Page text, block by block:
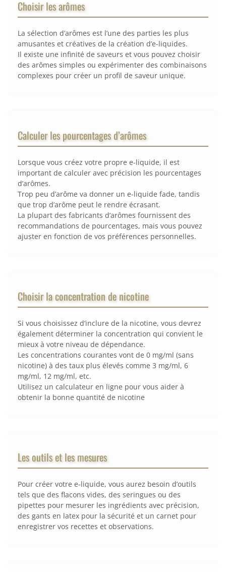
Choisir les arômes
La sélection d’arômes est l’une des parties les plus
amusantes et créatives de la création d’e-liquides.
Il existe une infinité de saveurs et vous pouvez choisir
des arômes simples ou expérimenter des combinaisons
complexes pour créer un profil de saveur unique.
Calculer les pourcentages d’arômes
Lorsque vous créez votre propre e-liquide, il est
important de calculer avec précision les pourcentages
d’arômes.
Trop peu d’arôme va donner un e-liquide fade, tandis
que trop d’arôme peut le rendre écrasant.
La plupart des fabricants d’arômes fournissent des
recommandations de pourcentages, mais vous pouvez
ajuster en fonction de vos préférences personnelles.
Choisir la concentration de nicotine
Si vous choisissez d’inclure de la nicotine, vous devrez
également déterminer la concentration qui convient le
mieux à votre niveau de dépendance.
Les concentrations courantes vont de 0 mg/ml (sans
nicotine) à des taux plus élevés comme 3 mg/ml, 6
mg/ml, 12 mg/ml, etc.
Utilisez un calculateur en ligne pour vous aider à
obtenir la bonne quantité de nicotine
Les outils et les mesures
Pour créer votre e-liquide, vous aurez besoin d’outils
tels que des flacons vides, des seringues ou des
pipettes pour mesurer les ingrédients avec précision,
des gants en latex pour la sécurité et un carnet pour
enregistrer vos recettes et observations.